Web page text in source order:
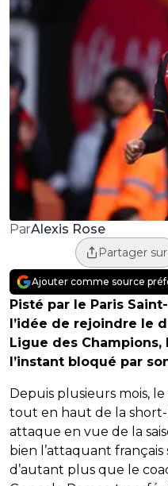
ParAlexis Rose
Partager sur
Ajouter comme source
Pisté par le Paris
l’idée de rejoindre le
Ligue des
l’instant bloqué par
Depuis plusieurs mois,
tout en haut de la
attaque en vue de la
bien l’attaquant français
d’autant plus que le